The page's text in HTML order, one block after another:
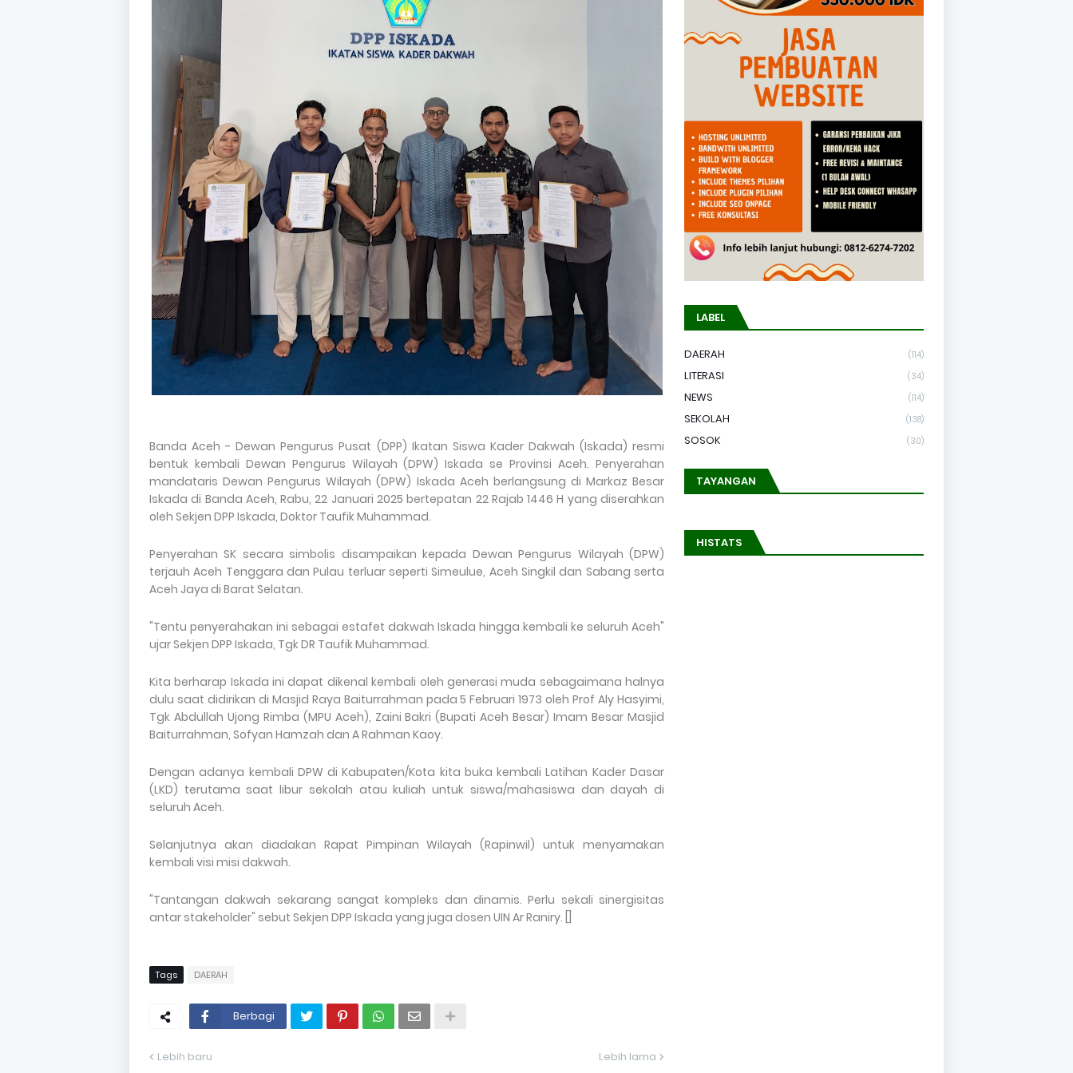
Banda Aceh - Dewan Pengurus Pusat (DPP) Ikatan Siswa Kader Dakwah (Iskada) resmi
bentuk kembali Dewan Pengurus Wilayah (DPW) Iskada se Provinsi Aceh. Penyerahan
mandataris Dewan Pengurus Wilayah (DPW) Iskada Aceh berlangsung di Markaz Besar
Iskada di Banda Aceh, Rabu, 22 Januari 2025 bertepatan 22 Rajab 1446 H yang diserahkan
oleh Sekjen DPP Iskada, Doktor Taufik Muhammad.
Penyerahan SK secara simbolis disampaikan kepada Dewan Pengurus Wilayah (DPW)
terjauh Aceh Tenggara dan Pulau terluar seperti Simeulue, Aceh Singkil dan Sabang serta
Aceh Jaya di Barat Selatan.
"Tentu penyerahakan ini sebagai estafet dakwah Iskada hingga kembali ke seluruh Aceh"
ujar Sekjen DPP Iskada, Tgk DR Taufik Muhammad.
Kita berharap Iskada ini dapat dikenal kembali oleh generasi muda sebagaimana halnya
dulu saat didirikan di Masjid Raya Baiturrahman pada 5 Februari 1973 oleh Prof Aly Hasyimi,
Tgk Abdullah Ujong Rimba (MPU Aceh), Zaini Bakri (Bupati Aceh Besar) Imam Besar Masjid
Baiturrahman, Sofyan Hamzah dan A Rahman Kaoy.
Dengan adanya kembali DPW di Kabupaten/Kota kita buka kembali Latihan Kader Dasar
(LKD) terutama saat libur sekolah atau kuliah untuk siswa/mahasiswa dan dayah di
seluruh Aceh.
Selanjutnya akan diadakan Rapat Pimpinan Wilayah (Rapinwil) untuk menyamakan
kembali visi misi dakwah.
"Tantangan dakwah sekarang sangat kompleks dan dinamis. Perlu sekali sinergisitas
antar stakeholder" sebut Sekjen DPP Iskada yang juga dosen UIN Ar Raniry. []
Tags DAERAH
Berbagi
Lebih baru Lebih lama
LABEL
DAERAH (114)
LITERASI (34)
NEWS (114)
SEKOLAH (138)
SOSOK (30)
TAYANGAN
HISTATS